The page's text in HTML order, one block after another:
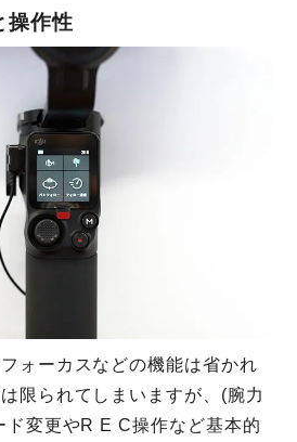
操作性
ォーカスなどの機能は省かれ
限られてしまいますが、(腕力
ド変更やR E C操作など基本的